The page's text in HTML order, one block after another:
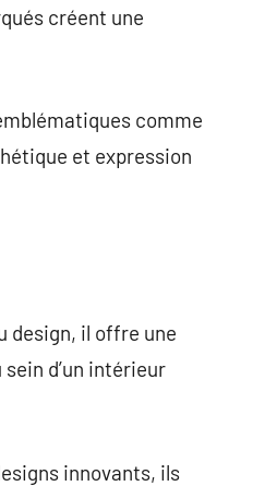
créent une
comme
et expression
design, il offre une
d’un intérieur
innovants, ils